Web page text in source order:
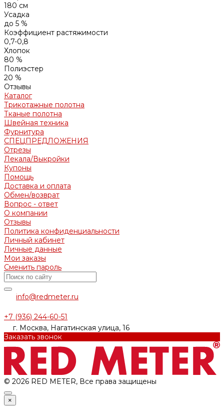
180 см
Усадка
до 5 %
Коэффициент растяжимости
0,7-0,8
Хлопок
80 %
Полиэстер
20 %
Отзывы
Каталог
Трикотажные полотна
Тканые полотна
Швейная техника
Фурнитура
СПЕЦПРЕДЛОЖЕНИЯ
Отрезы
Лекала/Выкройки
Купоны
Помощь
Доставка и оплата
Обмен/возврат
Вопрос - ответ
О компании
Отзывы
Политика конфиденциальности
Личный кабинет
Личные данные
Мои заказы
Сменить пароль
info@redmeter.ru
+7 (936) 244-60-51
г. Москва, Нагатинская улица, 16
Заказать звонок
© 2026 RED METER, Все права защищены
×